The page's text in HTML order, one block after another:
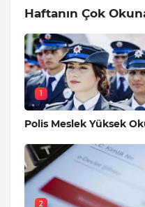
Haftanın Çok
1
Polis Meslek Yüksek
2